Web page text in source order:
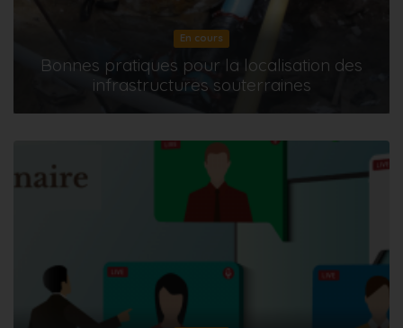
En cours
Bonnes pratiques pour la localisation des
infrastructures souterraines